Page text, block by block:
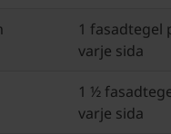
1 fasadtegel
varje sida
1 ½
varje sida